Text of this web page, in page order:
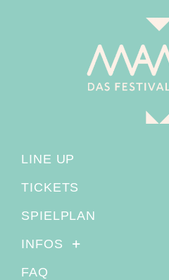
LINE UP
TICKETS
SPIELPLAN
INFOS
FAQ